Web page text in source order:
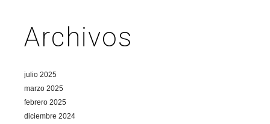
Archivos
julio 2025
marzo 2025
febrero 2025
diciembre 2024